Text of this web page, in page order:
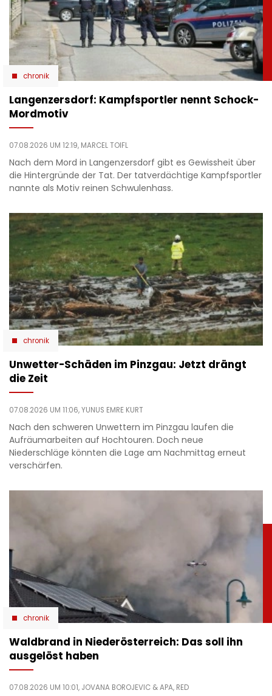
chronik
Langenzersdorf: Kampfsportler nennt Schock-
Mordmotiv
07.08.2026 UM 12:19, MARCEL TOIFL
Nach dem Mord in Langenzersdorf gibt es Gewissheit über
die Hintergründe der Tat. Der tatverdächtige Kampfsportler
nannte als Motiv reinen Schwulenhass.
chronik
Unwetter-Schäden im Pinzgau: Jetzt drängt
die Zeit
07.08.2026 UM 11:06,YUNUS EMRE KURT
Nach den schweren Unwettern im Pinzgau laufen die
Aufräumarbeiten auf Hochtouren. Doch neue
Niederschläge könnten die Lage am Nachmittag erneut
verschärfen.
chronik
Waldbrand in Niederösterreich: Das soll ihn
ausgelöst haben
07.08.2026 UM 10:01, JOVANA BOROJEVIC & APA, RED